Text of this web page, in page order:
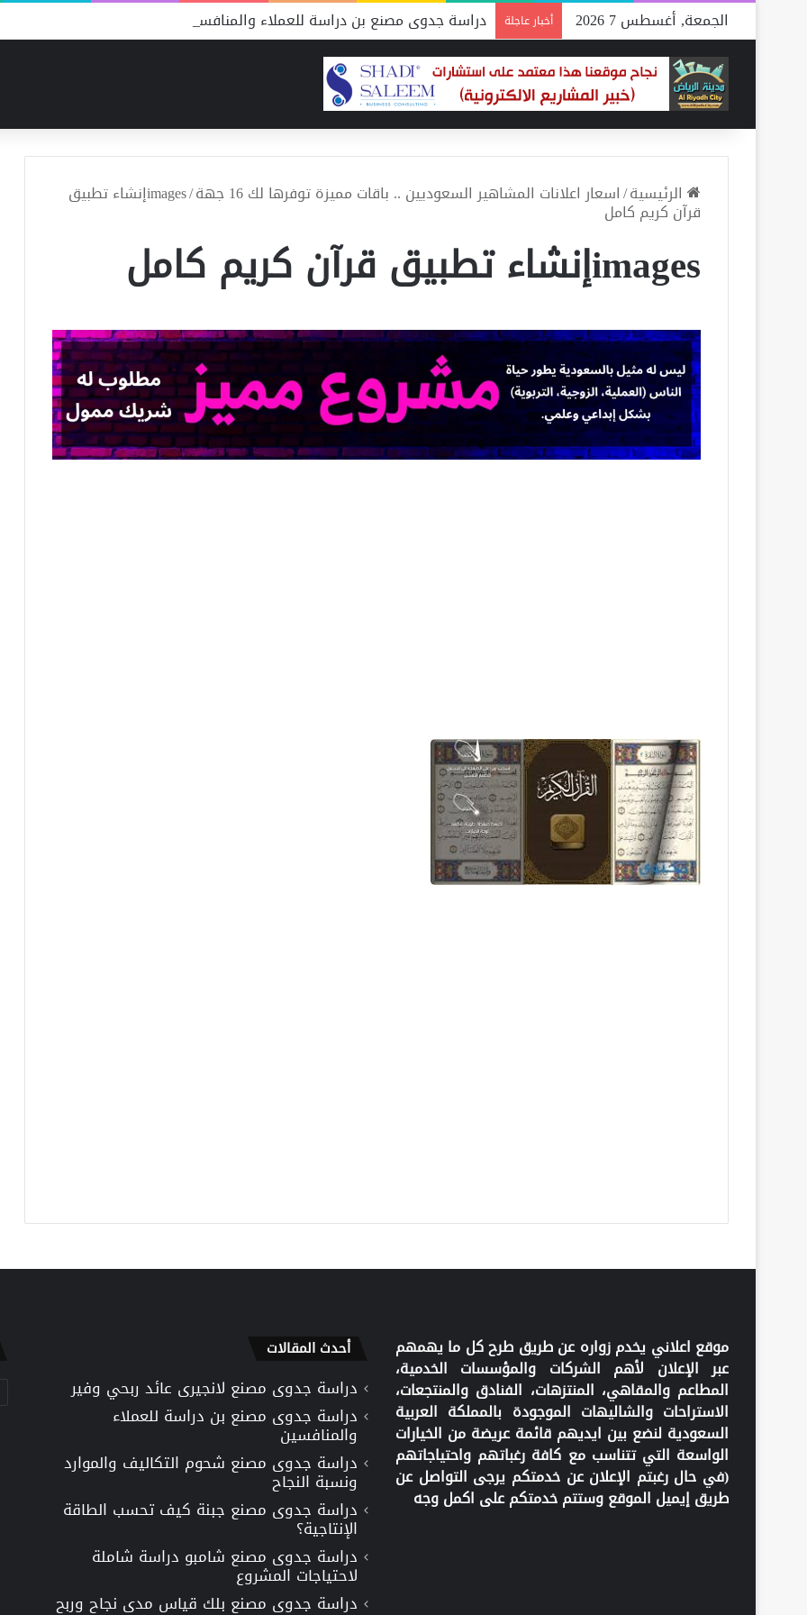
الجمعة, أغسطس 7 2026 أخبار عاجلة دراسة جدوى مصنع بن دراسة للعملاء والمنافسين
الرئيسية/اسعار اعلانات المشاهير السعوديين .. باقات مميزة توفرها لك 16 جهة / imagesإنشاء تطبيق
قرآن كريم كامل
imagesإنشاء تطبيق قرآن كريم كامل
موقع اعلاني يخدم زواره عن طريق طرح كل ما يهمهم
عبر الإعلان لأهم الشركات والمؤسسات الخدمية،
المطاعم والمقاهي، المنتزهات، الفنادق والمنتجعات،
الاستراحات والشاليهات الموجودة بالمملكة العربية
السعودية لنضع بين ايديهم قائمة عريضة من الخيارات
الواسعة التي تتناسب مع كافة رغباتهم واحتياجاتهم
(في حال رغبتم الإعلان عن خدمتكم يرجى التواصل عن
طريق إيميل الموقع وستتم خدمتكم على اكمل وجه
أحدث المقالات
دراسة جدوى مصنع لانجيرى عائد ربحي وفير
دراسة جدوى مصنع بن دراسة للعملاء
والمنافسين
دراسة جدوى مصنع شحوم التكاليف والموارد
ونسبة النجاح
دراسة جدوى مصنع جبنة كيف تحسب الطاقة
الإنتاجية؟
دراسة جدوى مصنع شامبو دراسة شاملة
لاحتياجات المشروع
دراسة جدوى مصنع بلك قياس مدى نجاح وربح